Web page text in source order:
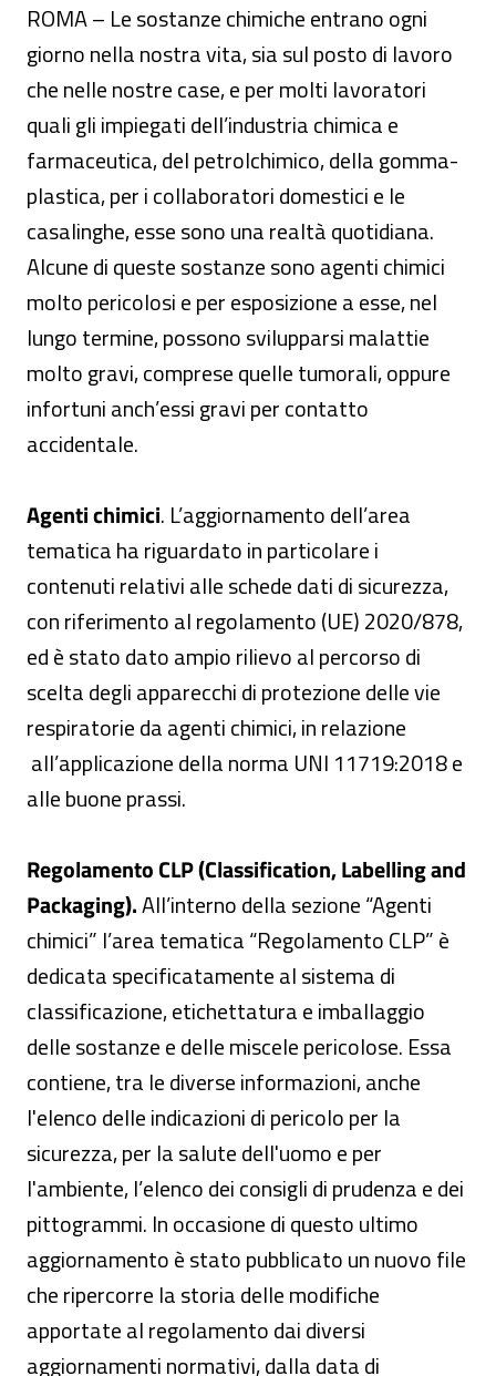
ROMA – Le sostanze chimiche entrano ogni
giorno nella nostra vita, sia sul posto di lavoro
che nelle nostre case, e per molti lavoratori
quali gli impiegati dell’industria chimica e
farmaceutica, del petrolchimico, della gomma-
plastica, per i collaboratori domestici e le
casalinghe, esse sono una realtà quotidiana.
Alcune di queste sostanze sono agenti chimici
molto pericolosi e per esposizione a esse, nel
lungo termine, possono svilupparsi malattie
molto gravi, comprese quelle tumorali, oppure
infortuni anch’essi gravi per contatto
accidentale.
Agenti chimici. L’aggiornamento dell’area
tematica ha riguardato in particolare i
contenuti relativi alle schede dati di sicurezza,
con riferimento al regolamento (UE) 2020/878,
ed è stato dato ampio rilievo al percorso di
scelta degli apparecchi di protezione delle vie
respiratorie da agenti chimici, in relazione
all’applicazione della norma UNI 11719:2018 e
alle buone prassi.
Regolamento CLP (Classification, Labelling and
Packaging).All’interno della sezione “Agenti
chimici” l’area tematica “Regolamento CLP” è
dedicata specificatamente al sistema di
classificazione, etichettatura e imballaggio
delle sostanze e delle miscele pericolose. Essa
contiene, tra le diverse informazioni, anche
l'elenco delle indicazioni di pericolo per la
sicurezza, per la salute dell'uomo e per
l'ambiente, l’elenco dei consigli di prudenza e dei
pittogrammi. In occasione di questo ultimo
aggiornamento è stato pubblicato un nuovo file
che ripercorre la storia delle modifiche
apportate al regolamento dai diversi
aggiornamenti normativi, dalla data di